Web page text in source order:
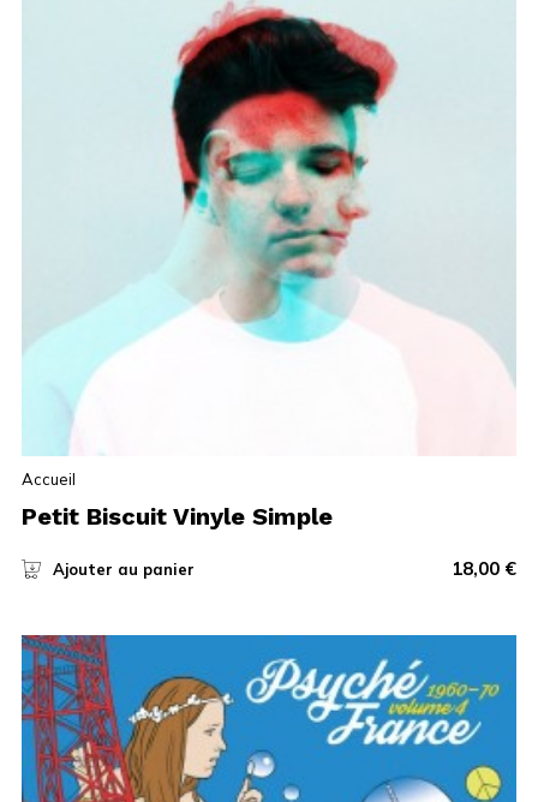
Accueil
Petit Biscuit Vinyle Simple
Ajouter au panier 18,00 €